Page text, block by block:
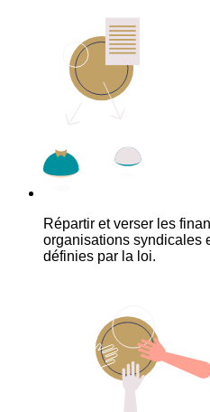
Répartir et verser les
organisations syndicales
définies par la loi.